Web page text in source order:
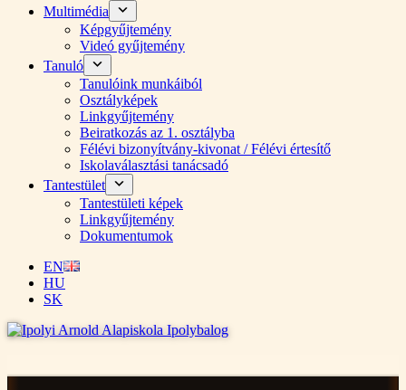
Multimédia
Képgyűjtemény
Videó gyűjtemény
Tanuló
Tanulóink munkáiból
Osztályképek
Linkgyűjtemény
Beiratkozás az 1. osztályba
Félévi bizonyítvány-kivonat / Félévi értesítő
Iskolaválasztási tanácsadó
Tantestület
Tantestületi képek
Linkgyűjtemény
Dokumentumok
EN
HU
SK